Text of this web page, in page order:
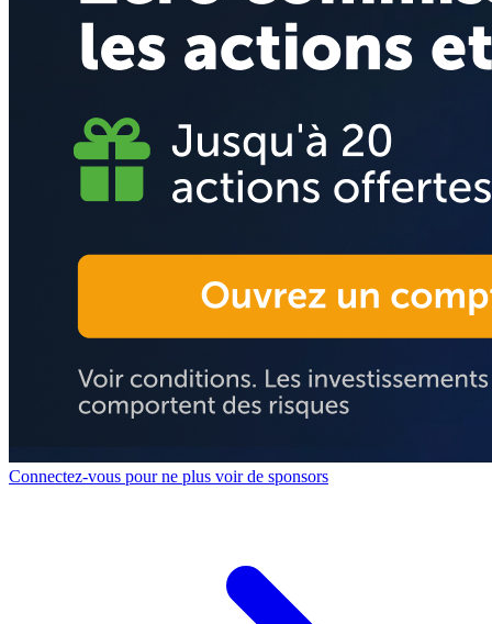
Connectez-vous pour ne plus voir de sponsors